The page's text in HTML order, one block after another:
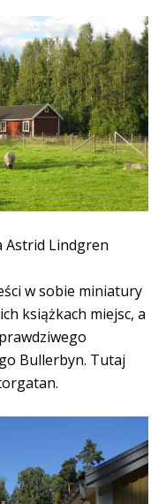
Astrid Lindgren
w sobie miniatury
książkach miejsc, a
Bullerbyn. Tutaj